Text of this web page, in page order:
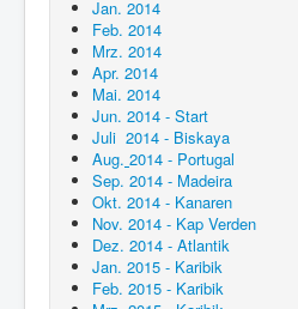
Jan. 2014
Feb. 2014
Mrz. 2014
Apr. 2014
Mai. 2014
Jun. 2014 - Start
Juli 2014 - Biskaya
Aug. 2014 - Portugal
Sep. 2014 - Madeira
Okt. 2014 - Kanaren
Nov. 2014 - Kap Verden
Dez. 2014 - Atlantik
Jan. 2015 - Karibik
Feb. 2015 - Karibik